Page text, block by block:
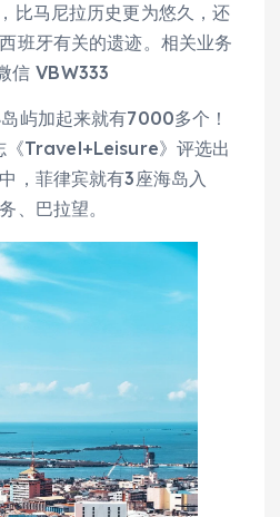
比马尼拉历史更为悠久，还
班牙有关的遗迹。相关业务
信 VBW333
屿加起来就有7000多个！
《Travel+Leisure》评选出
，菲律宾就有3座海岛入
、巴拉望。